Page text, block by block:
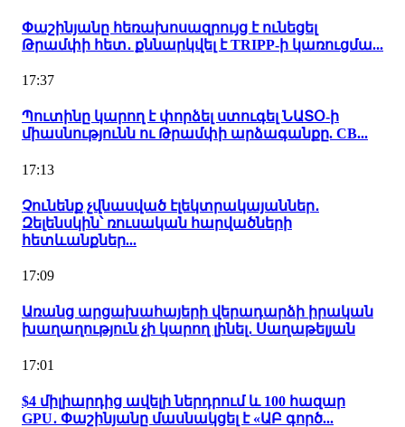
Փաշինյանը հեռախոսազրույց է ունեցել
Թրամփի հետ․ քննարկվել է TRIPP-ի կառուցմա...
17:37
Պուտինը կարող է փորձել ստուգել ՆԱՏՕ-ի
միասնությունն ու Թրամփի արձագանքը. CB...
17:13
Չունենք չվնասված էլեկտրակայաններ․
Զելենսկին՝ ռուսական հարվածների
հետևանքներ...
17:09
Առանց արցախահայերի վերադարձի իրական
խաղաղություն չի կարող լինել․ Սաղաթելյան
17:01
$4 միլիարդից ավելի ներդրում և 100 հազար
GPU․ Փաշինյանը մասնակցել է «ԱԲ գործ...